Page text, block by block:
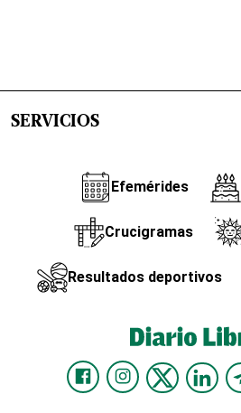
SERVICIOS
Efemérides
Crucigramas
Resultados deportivos